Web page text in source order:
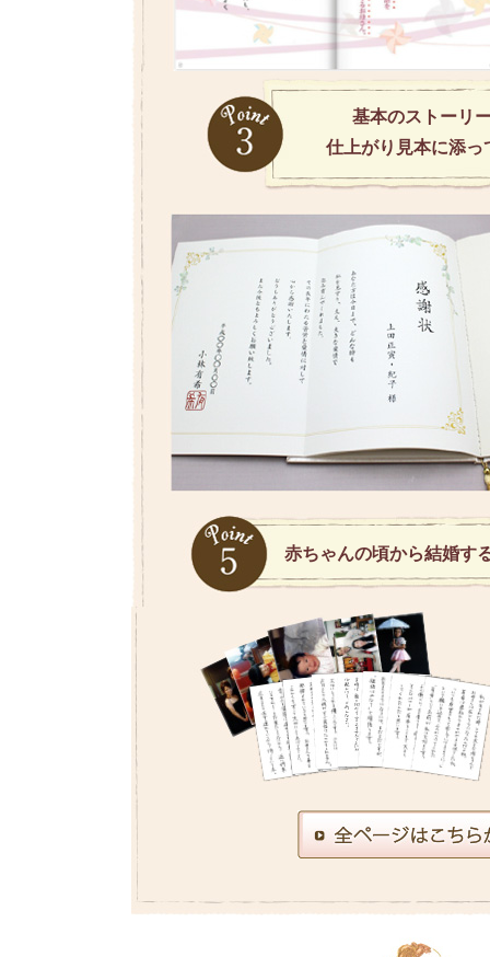
基本のストーリ
仕上がり見本に添っ
赤ちゃんの頃から結婚す